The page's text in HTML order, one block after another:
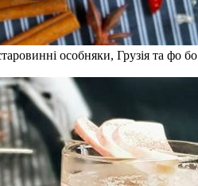
особняки, Грузія та фо бо